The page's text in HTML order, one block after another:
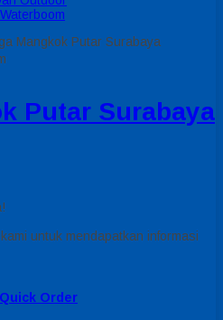
Mangkok Putar Surabaya
Putar Surabaya
untuk mendapatkan informasi
Quick Order